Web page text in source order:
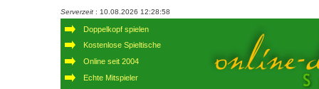
Serverzeit : 10.08.2026 12:28:58
Doppelkopf spielen
Kostenlose Spieltische
Online seit 2004
Echte Mitspieler